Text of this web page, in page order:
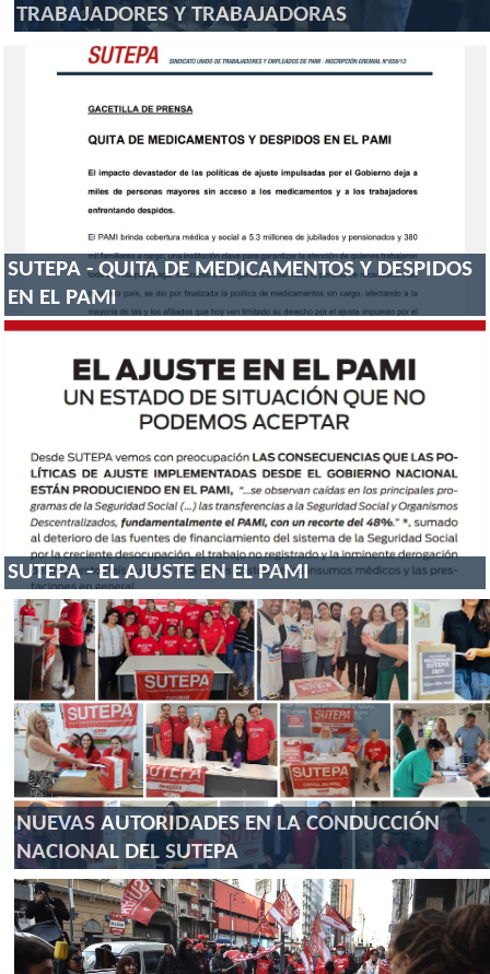
TRABAJADORES Y TRABAJADORAS
SUTEPA - QUITA DE MEDICAMENTOS Y DESPIDOS
EN EL PAMI
SUTEPA - EL AJUSTE EN EL PAMI
NUEVAS AUTORIDADES EN LA CONDUCCIÓN
NACIONAL DEL SUTEPA